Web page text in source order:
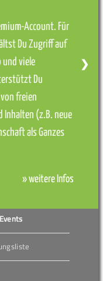
Account. Für
Du Zugriff auf
und viele
Du
freien
Inhalten (z.B. neue
als Ganzes
» weitere Infos
❯